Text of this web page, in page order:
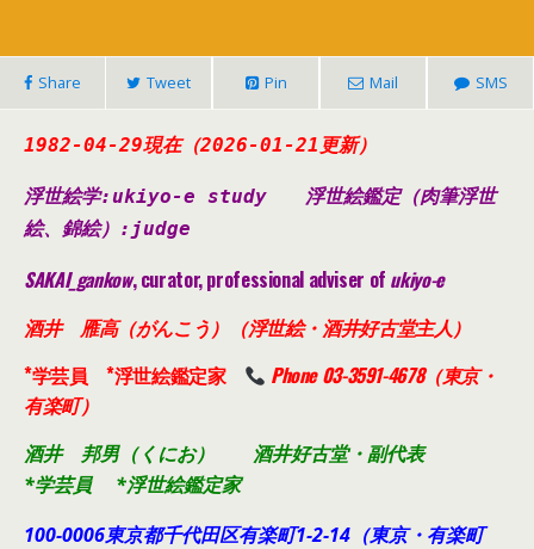
Share Tweet Pin Mail SMS
1982-04-29現在（2026-01-21 更新）
浮世絵学:ukiyo-e study 浮世絵鑑定（肉筆浮世
絵、錦絵） :judge
SAKAI_gankow, curator, professional adviser of ukiyo-e
酒井 雁高（がんこう）（浮世絵・酒井好古堂主人）
*学芸員 *浮世絵鑑定家
Phone 03-3591-4678（東京・
有楽町）
酒井 邦男（くにお） 酒井好古堂・副代表
*学芸員 *浮世絵鑑定家
100-0006東京都千代田区有楽町1-2-14（東京・有楽町